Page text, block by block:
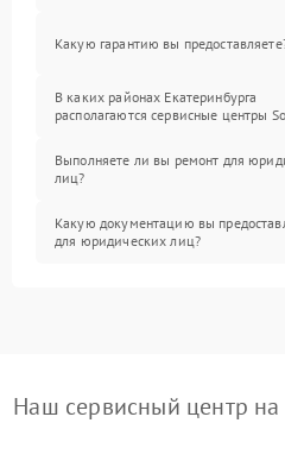
Какую гарантию вы
В каких районах Екатеринбурга
располагаются сервисные центры
Выполняете ли вы ремонт для
лиц?
Какую документацию вы
для юридических лиц?
Наш сервисный центр